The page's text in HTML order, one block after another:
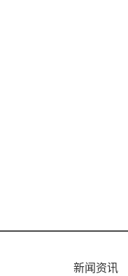
新闻资讯